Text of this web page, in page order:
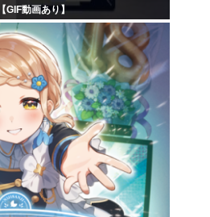
動画あり】